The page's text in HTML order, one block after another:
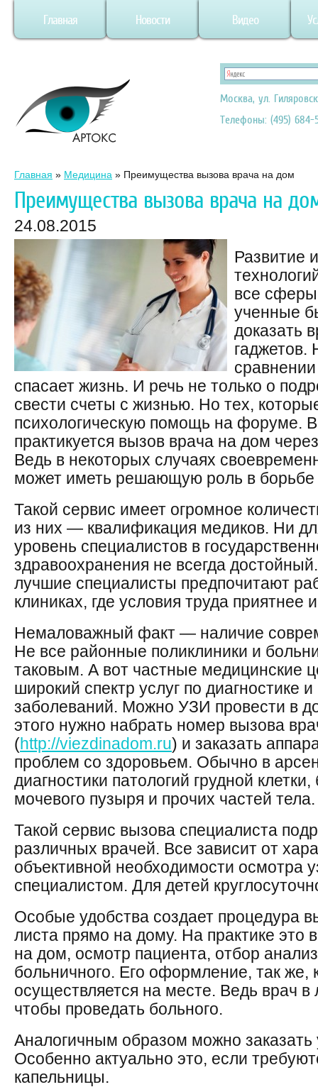
Главная Новости Видео
Москва, ул.
Телефоны: (495) 684-
Главная » Медицина » Преимущества вызова врача на дом
Преимущества вызова врача на
24.08.2015
Развитие
все
ученные
доказать
гаджетов.
спасает жизнь. И речь не только о
свести счеты с жизнью. Но тех,
психологическую помощь на форуме.
практикуется вызов врача на дом
Ведь в некоторых случаях
может иметь решающую роль в борьбе
Такой сервис имеет огромное
из них — квалификация медиков. Ни
уровень специалистов в
здравоохранения не всегда
лучшие специалисты предпочитают
клиниках, где условия труда
Немаловажный факт — наличие
Не все районные поликлиники и
таковым. А вот частные медицинские
широкий спектр услуг по диагностике
заболеваний. Можно УЗИ провести в
этого нужно набрать номер вызова
(http://viezdinadom.ru) и заказать
проблем со здоровьем. Обычно в
диагностики патологий грудной
мочевого пузыря и прочих частей тела.
Такой сервис вызова специалиста
различных врачей. Все зависит от
объективной необходимости осмотра
специалистом. Для детей
Особые удобства создает процедура
листа прямо на дому. На практике это
на дом, осмотр пациента, отбор
больничного. Его оформление, так же,
осуществляется на месте. Ведь врач
чтобы проведать больного.
Аналогичным образом можно заказать
Особенно актуально это, если
капельницы.